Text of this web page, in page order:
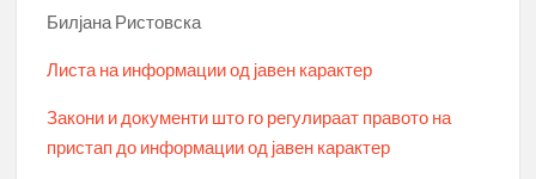
Билјана Ристовска
Листа на информации од јавен карактер
Закони и документи што го регулираат правото на
пристап до информации од јавен карактер